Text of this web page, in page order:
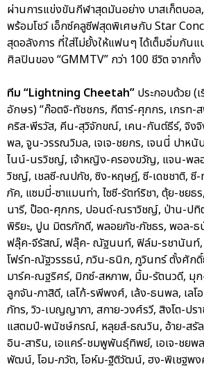
ผ่านการแข่งขันกีฬาสุดมันอย่าง บาสเก็ตบอ
พร้อมโชว์ เอ็กซ์คลูซีฟสุดพิเศษกับ Star
สุดอลังการ ที่ใส่ไม่ยั้งให้แฟนๆ ได้เต็มอิ่มกัน
ศิลปินของ “GMMTV” กว่า 100 ชีวิต จากทั้
ทีม “Lightning Cheetah” ประกอบด้วย (
อักษร) “ก๊อตจิ-ทัชชกร, กีตาร์-ศุภกร, เกรท-
คริส-พีรวัส, คีน-สุวิจักขณ์, เคน-กันต์ธีร์, จิง
พล, จูน-วรรณวิมล, เจเจ-ชยกร, เจนนี่ ปาห
ไนน์-นรวิชญ์, เจ้าหญิง-ครองขวัญ, แจน-พ
วิชญ์, เชลซี-ณปภัช, ซิง-หฤษฎ์, ซี-เดชชาติ,
ภัค, แซมมี่-ซาแมนท่า, ไซซี-รัตท์ริชา, ตุ้ย-ชย
นารี, ป๊อด-ศุภกร, ปอนด์-ณราวิชญ์, ป่าน-ปทิ
พิริยะ, ปูน มิตรภักดี, พลอยภัช-ภัชธร, พอล-
ฟลุ๊ค-จีรัสณ์, ฟลุ๊ค- ณัฐนนท์, ฟิล์ม-รชานันท์
โฟร์ท-ณัฐวรรธน์, ภวิน-ธนิก, ภูวินทร์ ตั้งศัก
มาร์ค-ณฐริศร์, มิกซ์-สหภาพ, มิ้ม-รัตนวดี, มุก
ลูกจัน-ภาสิดี, เลโก้-รพีพงศ์, เล้ง-ธนพล, เลโอ
ภัทร, วิว-เบญญาภา, สกาย-วงศ์รวี, สิงโต-ป
แสตมป์-พนัชษ์กรณ์, หลุยส์-ธณวิน, อ้าย-สรัล
อิน-สาริน, เอแคร์-ชมพูพันธุ์ทิพย์, เอเจ-ชยพ
พัฒน์, โอม-ภวัต, โอห์ม-ฐิติวัฒน์, ฮง-พิเชฐพง